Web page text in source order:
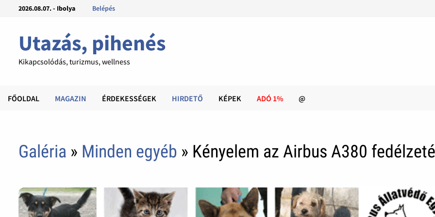
2026.08.07. - Ibolya Belépés
Utazás, pihenés
Kikapcsolódás, turizmus, wellness
FŐOLDAL MAGAZIN ÉRDEKESSÉGEK HIRDETŐ KÉPEK ADÓ 1% @
Galéria » Minden egyéb » Kényelem az Airbus A380